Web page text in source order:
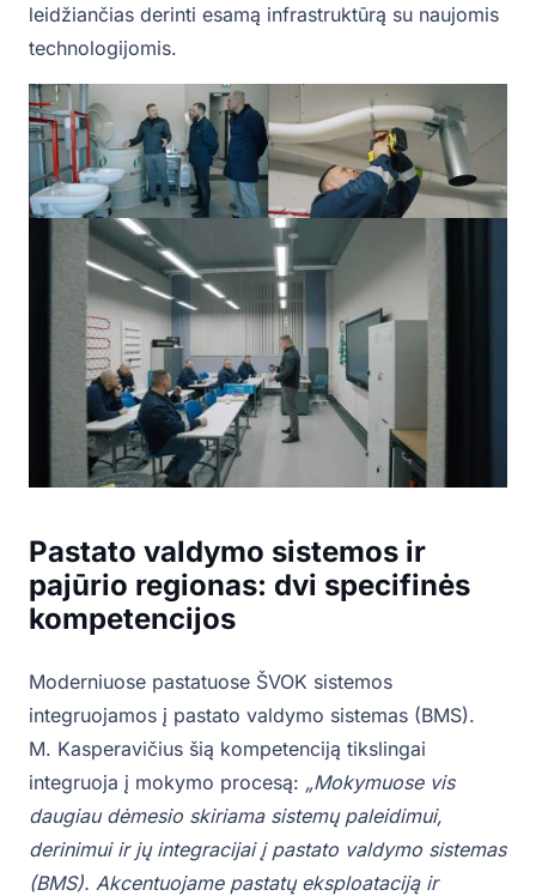
leidžiančias derinti esamą infrastruktūrą su naujomis
technologijomis.
Pastato valdymo sistemos ir
pajūrio regionas: dvi specifinės
kompetencijos
Moderniuose pastatuose ŠVOK sistemos
integruojamos į pastato valdymo sistemas (BMS).
M. Kasperavičius šią kompetenciją tikslingai
integruoja į mokymo procesą: „Mokymuose vis
daugiau dėmesio skiriama sistemų paleidimui,
derinimui ir jų integracijai į pastato valdymo sistemas
(BMS). Akcentuojame pastatų eksploataciją ir